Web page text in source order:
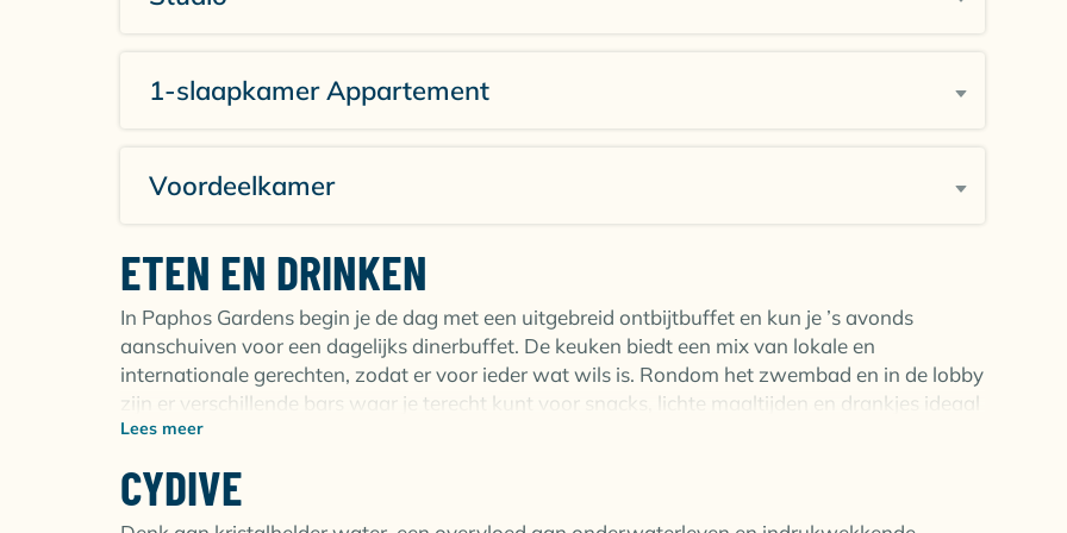
actieve (duik)dag.
1-slaapkamer Appartement
Voordeelkamer
ETEN EN DRINKEN
In Paphos Gardens begin je de dag met een uitgebreid ontbijtbuffet en kun je ’s avonds
aanschuiven voor een dagelijks dinerbuffet. De keuken biedt een mix van lokale en
internationale gerechten, zodat er voor ieder wat wils is. Rondom het zwembad en in de lobby
zijn er verschillende bars waar je terecht kunt voor snacks, lichte maaltijden en drankjes ideaal
voor een ontspannen pauze tussen het zwemmen, strand of eventuele activiteiten door.
Restaurants & Bars:
Lees meer
CYDIVE